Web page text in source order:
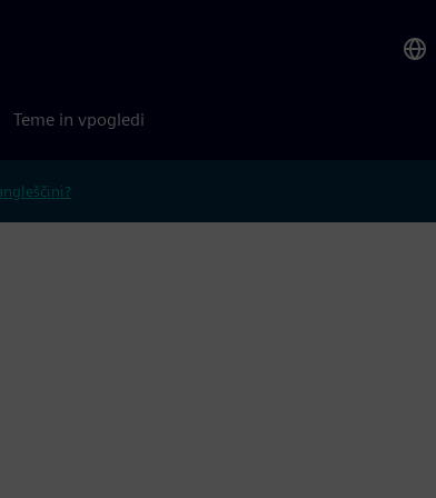
Teme in vpogledi